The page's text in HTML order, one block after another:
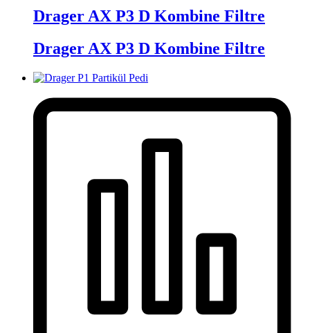
Drager AX P3 D Kombine Filtre
Drager AX P3 D Kombine Filtre